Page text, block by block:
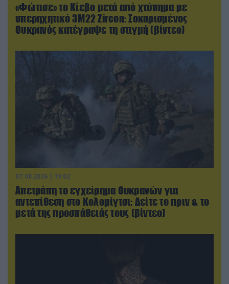
«Φώτισε» το Κίεβο μετά από χτύπημα με
υπερηχητικό 3M22 Zircon: Σοκαρισμένος
Ουκρανός κατέγραψε τη στιγμή (βίντεο)
07.08.2026 | 19:02
Απετράπη το εγχείρημα Ουκρανών για
αντεπίθεση στο Κολομίγτσι: Δείτε το πριν & το
μετά της προσπάθειάς τους (βίντεο)